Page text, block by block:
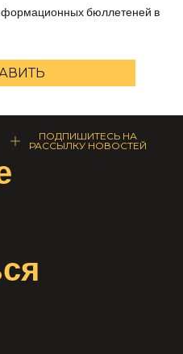
бюллетеней в
ПОДПИШИТЕСЬ НА
РАССЫЛКУ НОВОСТЕЙ